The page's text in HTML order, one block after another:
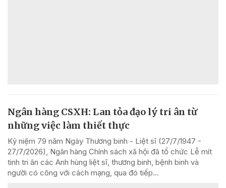
Ngân hàng CSXH: Lan tỏa đạo lý tri ân từ
những việc làm thiết thực
Kỷ niệm 79 năm Ngày Thương binh - Liệt sĩ (27/7/1947 -
27/7/2026), Ngân hàng Chính sách xã hội đã tổ chức Lễ mít
tinh tri ân các Anh hùng liệt sĩ, thương binh, bệnh binh và
người có công với cách mạng, qua đó tiếp...